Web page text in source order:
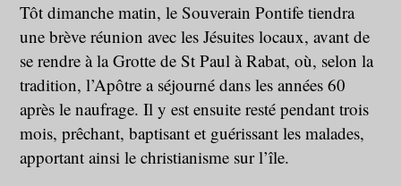
Tôt dimanche matin, le Souverain Pontife tiendra
une brève réunion avec les Jésuites locaux, avant de
se rendre à la Grotte de St Paul à Rabat, où, selon la
tradition, l’Apôtre a séjourné dans les années 60
après le naufrage. Il y est ensuite resté pendant trois
mois, prêchant, baptisant et guérissant les malades,
apportant ainsi le christianisme sur l’île.